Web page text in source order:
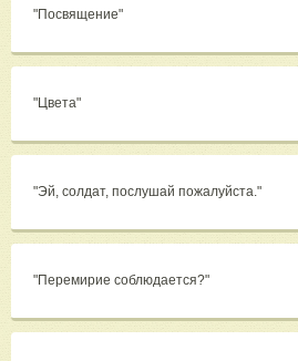
"Посвящение"
"Цвета"
"Эй, солдат, послушай пожалуйста."
"Перемирие соблюдается?"